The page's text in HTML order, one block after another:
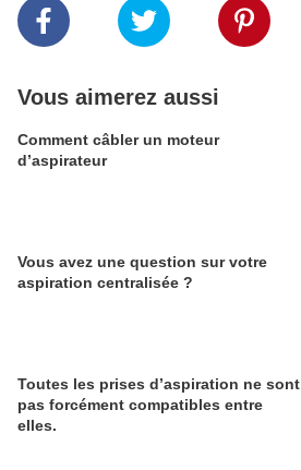
Vous aimerez aussi
Comment câbler un moteur
d’aspirateur
Vous avez une question sur votre
aspiration centralisée ?
Toutes les prises d’aspiration ne sont
pas forcément compatibles entre
elles.